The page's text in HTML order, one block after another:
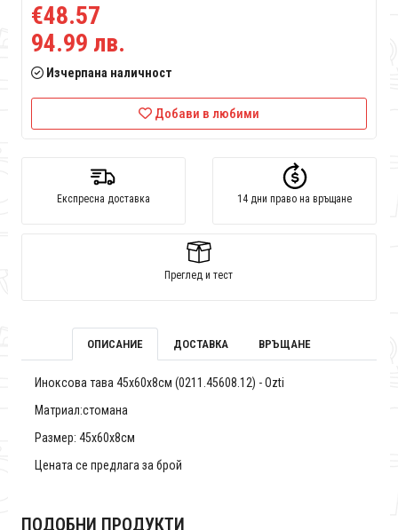
€48.57
94.99 лв.
Изчерпана наличност
Добави в любими
Експресна доставка 14 дни право на връщане
Преглед и тест
ОПИСАНИЕ ДОСТАВКА ВРЪЩАНЕ
Иноксова тава 45х60х8см (0211.45608.12) - Ozti
Матриал:стомана
Размер: 45х60х8см
Цената се предлага за брой
ПОДОБНИ ПРОДУКТИ